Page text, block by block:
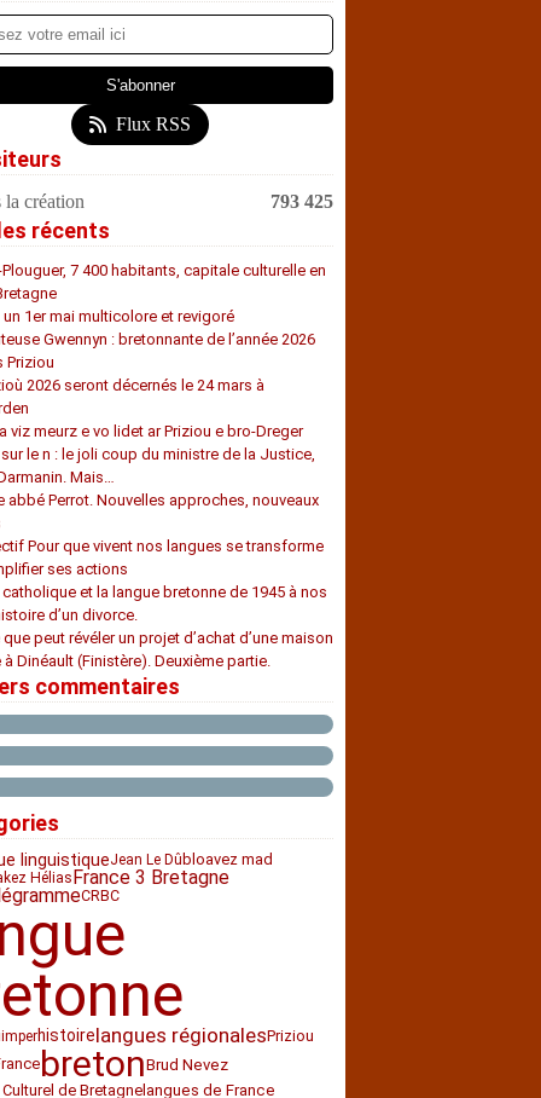
Flux RSS
la création 793 425
récents
Plouguer, 7 400 habitants, capitale culturelle en
un 1er mai multicolore et revigoré
Gwennyn : bretonnante de l’année 2026
Priziou
2026 seront décernés le 24 mars à
a viz meurz e vo lidet ar Priziou e bro-Dreger
le n : le joli coup du ministre de la Justice,
Mais…
abbé Perrot. Nouvelles approches, nouveaux
Pour que vivent nos langues se transforme
ses actions
catholique et la langue bretonne de 1945 à nos
d’un divorce.
peut révéler un projet d’achat d’une maison
à Dinéault (Finistère). Deuxième partie.
commentaires
linguistiqueJean Le Dû bloavez mad
HéliasFrance 3 Bretagne
CRBC
histoirelangues régionalesPriziou
bretonBrud Nevez
de Bretagnelangues de France